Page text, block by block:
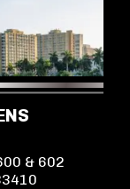
& 602